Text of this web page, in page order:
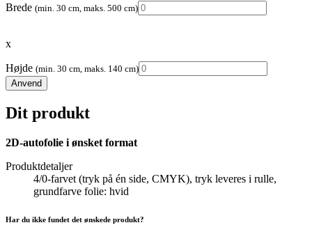
Brede (min. 30 cm, maks. 500 cm)
x
Højde (min. 30 cm, maks. 140 cm)
Anvend
Dit produkt
2D-autofolie i ønsket format
Produktdetaljer
4/0-farvet (tryk på én side, CMYK), tryk leveres i rulle,
grundfarve folie: hvid
Har du ikke fundet det ønskede produkt?